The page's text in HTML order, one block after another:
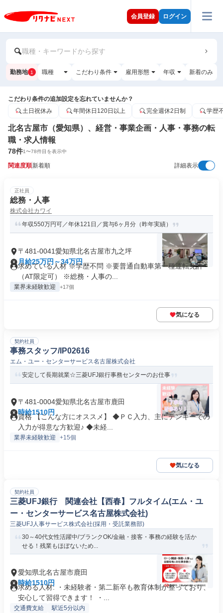
会員登録 ログイン
職種・キーワードから探す
勤務地 1 職種 こだわり条件 雇用形態 年収 新着のみ
こだわり条件の追加設定を忘れていませんか？
土日祝休み
年間休日120日以上 完全週休2日制 学歴
北名古屋市（愛知県）、経営・事業企画・人事・事務の転
職・求人情報
78件1〜78件目を表示中
関連度順新着順 詳細表示
正社員
総務・人事
株式会社カワイ
年収550万円可／年休121日／賞与6ヶ月分（昨年実績）
〒481-0041愛知県北名古屋市九之坪
月給25万円～34万円
求めている人材 ※学歴不問 ※要普通自動車第一種運転免許
（AT限定可） ※総務・人事の...
業界未経験歓迎 +17個
気になる
契約社員
事務スタッフ/IP02616
エム・ユー・センターサービス名古屋株式会社
安定して長期就業☆三菱UFJ銀行事務センターのお仕事
〒481-0004愛知県北名古屋市鹿田
時給1510円
資格 【こんな方にオススメ】 ◆ＰＣ入力、主にテンキーでの
入力が得意な方歓迎♪ ◆未経...
業界未経験歓迎 +15個
気になる
契約社員
三菱UFJ銀行 関連会社【西春】フルタイム(エム・ユ
ー・センターサービス名古屋株式会社)
三菱UFJ人事サービス株式会社(採用・受託業務部)
30～40代女性活躍中/ブランクOK/金融・接客・事務の経験を活か
せる！残業もほぼないため...
愛知県北名古屋市鹿田
時給1510円
求める人材: ・未経験者・第二新卒も教育体制が整っており、
安心して習得できます！ ・...
交通費支給 駅近5分以内